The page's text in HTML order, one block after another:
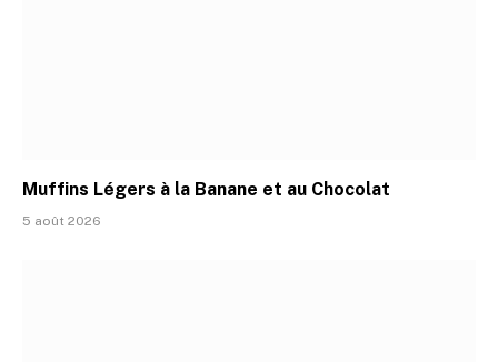
Muffins Légers à la Banane et au Chocolat
5 août 2026